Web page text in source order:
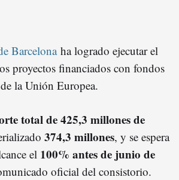
Barcelonaha logrado ejecutar el
proyectos financiados con fondos
de la Unión Europea.
total de 425,3 millones de
374,3 millones, y se espera
el 100% antes de junio de
oficial del consistorio.